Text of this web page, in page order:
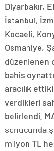
Diyarbakır,
İstanbul,
Kocaeli,
Osmaniye,
düzenlenen
bahis
aracılık
verdikleri
belirlendi.
sonucunda
milyon TL